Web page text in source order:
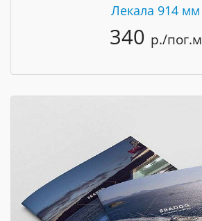
Лекала 914 мм
340 р./пог.м